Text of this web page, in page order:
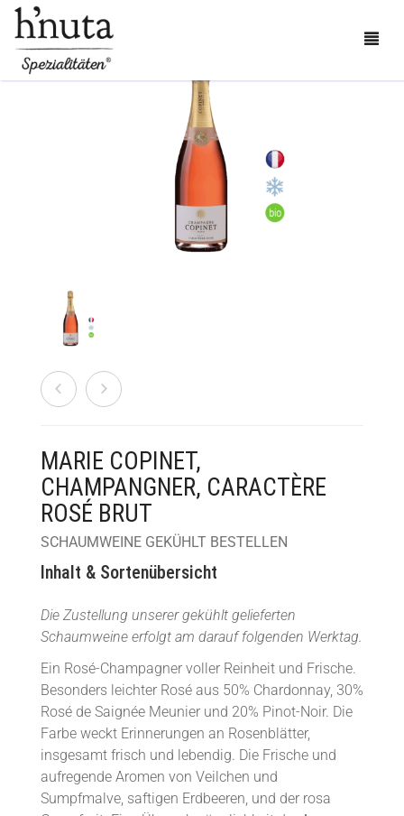
ÜBER UNS
MEIN KONTO
CART
MARIE COPINET,
CHAMPANGNER, CARACTÈRE
ROSÉ BRUT
SCHAUMWEINE GEKÜHLT BESTELLEN
Inhalt & Sortenübersicht
Die Zustellung unserer gekühlt gelieferten
Schaumweine erfolgt am darauf folgenden Werktag.
Ein Rosé-Champagner voller Reinheit und Frische.
Besonders leichter Rosé aus 50% Chardonnay, 30%
Rosé de Saignée Meunier und 20% Pinot-Noir. Die
Farbe weckt Erinnerungen an Rosenblätter,
insgesamt frisch und lebendig. Die Frische und
aufregende Aromen von Veilchen und
Sumpfmalve, saftigen Erdbeeren, und der rosa